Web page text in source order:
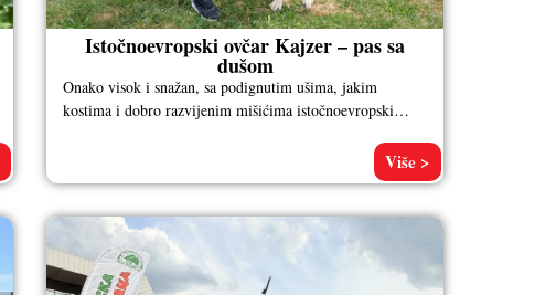
Istočnoevropski ovčar Kajzer – pas sa
dušom
Onako visok i snažan, sa podignutim ušima, jakim
kostima i dobro razvijenim mišićima istočnoevropski
Više >